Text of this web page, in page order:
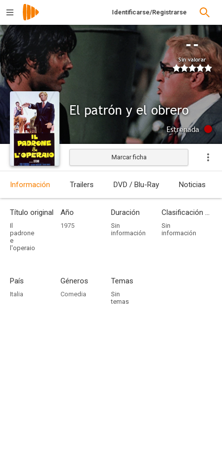
Identificarse/Registrarse
--
Sin valorar
El patrón y el obrero
Estrenada
Marcar ficha
Información Trailers DVD / Blu-Ray Noticias
Título original
Il
padrone
e
l'operaio
Año
1975
Duración
Sin
información
Clasificación por edades
Sin
información
País
Italia
Géneros
Comedia
Temas
Sin
temas